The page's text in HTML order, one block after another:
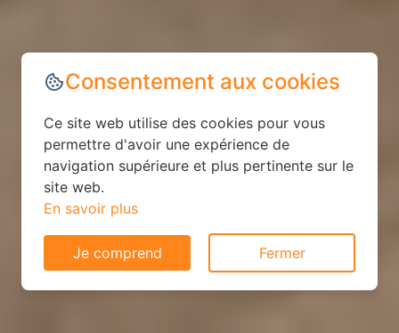
Consentement aux cookies
Ce site web utilise des cookies pour vous
permettre d'avoir une expérience de
navigation supérieure et plus pertinente sur le
site web.
En savoir plus
Je comprend Fermer